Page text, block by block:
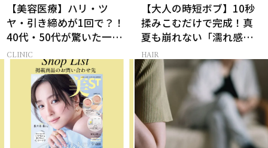
【美容医療】ハリ・ツ
ヤ・引き締めが1回で？！
40代・50代が驚いた一石
三鳥「花珠ピール」とは
CLINIC
【大人の時短ボブ】10秒
揉みこむだけで完成！真
夏も崩れない「濡れ感ハ
ンサムヘア」
HAIR